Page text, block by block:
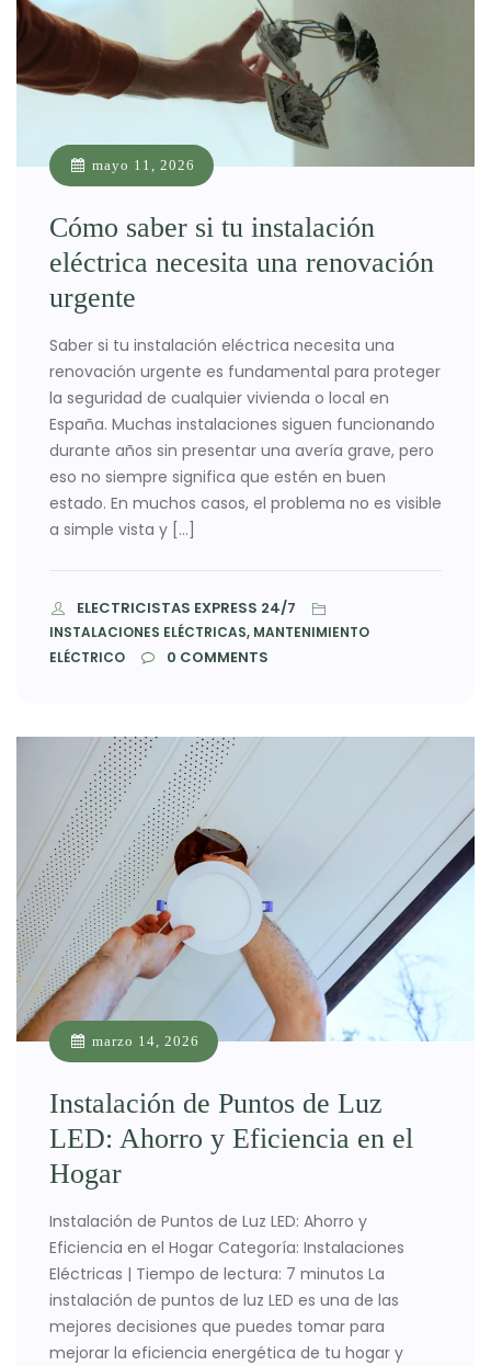
mayo 11, 2026
Cómo saber si tu instalación
eléctrica necesita una renovación
urgente
Saber si tu instalación eléctrica necesita una
renovación urgente es fundamental para proteger
la seguridad de cualquier vivienda o local en
España. Muchas instalaciones siguen funcionando
durante años sin presentar una avería grave, pero
eso no siempre significa que estén en buen
estado. En muchos casos, el problema no es visible
a simple vista y […]
ELECTRICISTAS EXPRESS 24/7
INSTALACIONES ELÉCTRICAS, MANTENIMIENTO
ELÉCTRICO
0 COMMENTS
marzo 14, 2026
Instalación de Puntos de Luz
LED: Ahorro y Eficiencia en el
Hogar
Instalación de Puntos de Luz LED: Ahorro y
Eficiencia en el Hogar Categoría: Instalaciones
Eléctricas | Tiempo de lectura: 7 minutos La
instalación de puntos de luz LED es una de las
mejores decisiones que puedes tomar para
mejorar la eficiencia energética de tu hogar y